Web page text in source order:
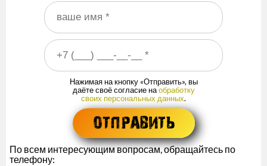
Ваше имя
Ваш номер телефона
Нажимая на кнопку «Отправить», вы
даёте своё согласие наобработку
своих персональных данных.
По всем интересующим вопросам, обращайтесь по
телефону: